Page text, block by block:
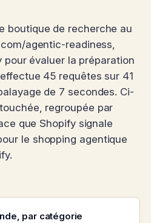
boutique de recherche au
agentic-readiness,
évaluer la préparation
45 requêtes sur 41
de 7 secondes. Ci-
regroupée par
que Shopify signale
le shopping agentique
par catégorie